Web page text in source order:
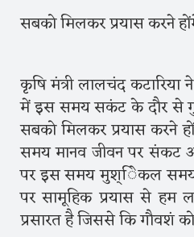
सबको मिलकर प्रयास करने
कृषि मंत्री लालचंद
में इस समय सकंट के दौर से
सबको मिलकर प्रयास करने
समय मानव जीवन पर संकट
पर इस समय मुश्ेिकल समय
पर सामूहिक प्रयास से हम
प्रसारत है जिससे कि गौवशं